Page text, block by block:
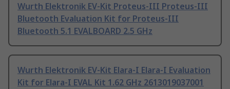
Wurth Elektronik EV-Kit Proteus-III Proteus-III
Bluetooth Evaluation Kit for Proteus-III
Bluetooth 5.1 EVALBOARD 2.5 GHz
Wurth Elektronik EV-Kit Elara-I Elara-I Evaluation
Kit for Elara-I EVAL Kit 1.62 GHz 2613019037001